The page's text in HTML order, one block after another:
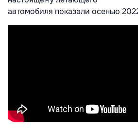
автомобиля показали осенью